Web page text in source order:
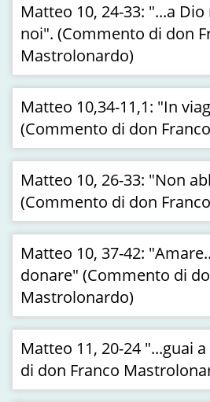
Matteo 10, 24-33: "...a
noi". (Commento di don
Mastrolonardo)
Matteo 10,34-11,1: "In
(Commento di don
Matteo 10, 26-33: "Non
(Commento di don
Matteo 10, 37-42:
donare" (Commento di
Mastrolonardo)
Matteo 11, 20-24 "...guai
di don Franco